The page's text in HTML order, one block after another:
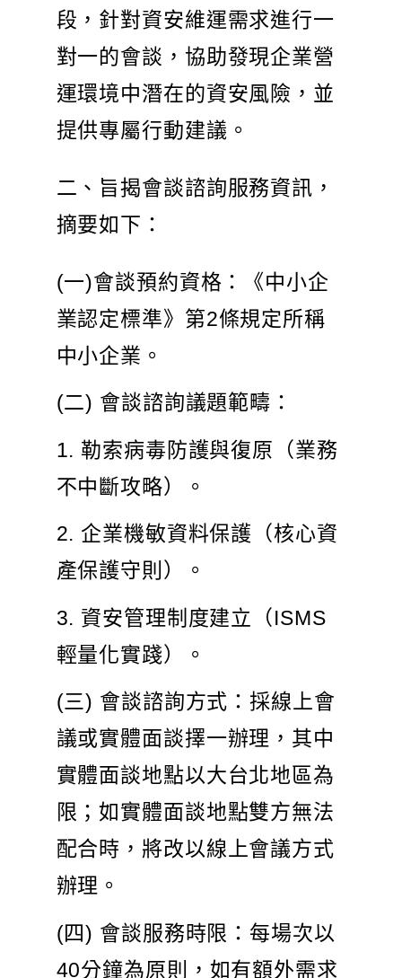
段，針對資安維運需求進行一
對一的會談，協助發現企業營
運環境中潛在的資安風險，並
提供專屬行動建議。
二、旨揭會談諮詢服務資訊，
摘要如下：
(一)會談預約資格：《中小企
業認定標準》第2條規定所稱
中小企業。
(二) 會談諮詢議題範疇：
1. 勒索病毒防護與復原（業務
不中斷攻略）。
2. 企業機敏資料保護（核心資
產保護守則）。
3. 資安管理制度建立（ISMS
輕量化實踐）。
(三) 會談諮詢方式：採線上會
議或實體面談擇一辦理，其中
實體面談地點以大台北地區為
限；如實體面談地點雙方無法
配合時，將改以線上會議方式
辦理。
(四) 會談服務時限：每場次以
40分鐘為原則，如有額外需求